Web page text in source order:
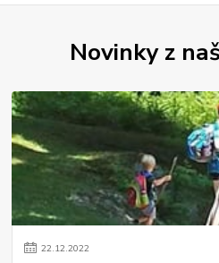
Novinky z
22.12.2022